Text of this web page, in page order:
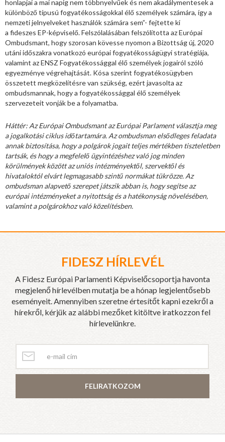
honlapjai a mai napig nem többnyelvűek és nem akadálymentesek a
különböző típusú fogyatékosságokkal élő személyek számára, így a
nemzeti jelnyelveket használók számára sem”- fejtette ki
a fideszes EP-képviselő. Felszólalásában felszólította az Európai
Ombudsmant, hogy szorosan kövesse nyomon a Bizottság új, 2020
utáni időszakra vonatkozó európai fogyatékosságügyi stratégiája,
valamint az ENSZ Fogyatékossággal élő személyek jogairól szóló
egyezménye végrehajtását. Kósa szerint fogyatékosügyben
összetett megközelítésre van szükség, ezért javasolta az
ombudsmannak, hogy a fogyatékossággal élő személyek
szervezeteit vonják be a folyamatba.
Háttér: Az Európai Ombudsmant az Európai Parlament választja meg
a jogalkotási ciklus időtartamára. Az ombudsman elsődleges feladata
annak biztosítása, hogy a polgárok jogait teljes mértékben tiszteletben
tartsák, és hogy a megfelelő ügyintézéshez való jog minden
körülmények között az uniós intézményektől, szervektől és
hivataloktól elvárt legmagasabb szintű normákat tükrözze. Az
ombudsman alapvető szerepet játszik abban is, hogy segítse az
európai intézményeket a nyitottság és a hatékonyság növelésében,
valamint a polgárokhoz való közelítésben.
FIDESZ HÍRLEVÉL
A Fidesz Európai Parlamenti Képviselőcsoportja havonta
megjelenő hírlevélben mutatja be a hónap legjelentősebb
eseményeit. Amennyiben szeretne értesítőt kapni ezekről a
hírekről, kérjük az alábbi mezőket kitöltve iratkozzon fel
hírlevelünkre.
FELIRATKOZOM